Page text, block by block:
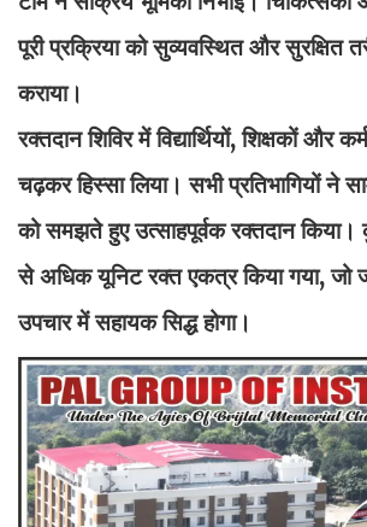
पूरी प्रक्रिया को सुव्यवस्थित और सुरक्षित
कराया।
रक्तदान शिविर में विद्यार्थियों, शिक्षकों और
चढ़कर हिस्सा लिया। सभी प्रतिभागियों ने
को समझते हुए उत्साहपूर्वक रक्तदान
से अधिक यूनिट रक्त एकत्र किया गया, जो
उपचार में सहायक सिद्ध होगा।